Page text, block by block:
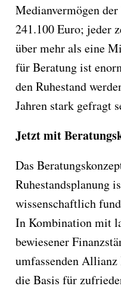
Medianvermögen
241.100 Euro; jeder
über mehr als eine
für Beratung ist
den Ruhestand
Jahren stark gefragt
Jetzt mit
Das
Ruhestandsplanung
wissenschaftlich
In Kombination mit
bewiesener
umfassenden
die Basis für